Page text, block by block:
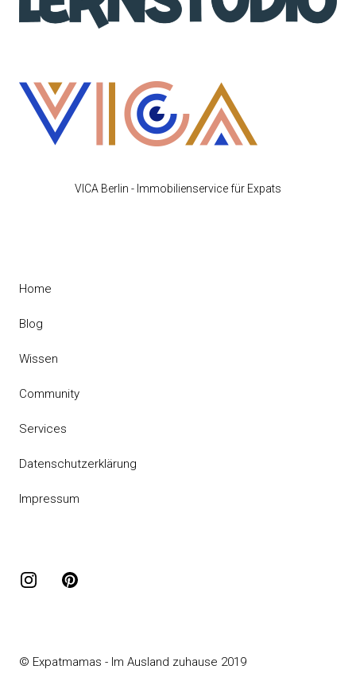
VICA Berlin - Immobilienservice für Expats
Home
Blog
Wissen
Community
Services
Datenschutzerklärung
Impressum
InstagramPinterest
© Expatmamas - Im Ausland zuhause 2019